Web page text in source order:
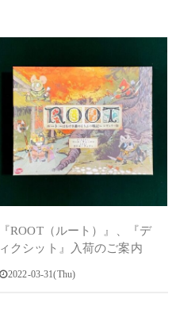
『ROOT（ルート）』、『デ
ィクシット』入荷のご案内
2022-03-31(Thu)